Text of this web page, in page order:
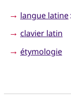
→ langue latine
→ clavier latin
→ étymologie